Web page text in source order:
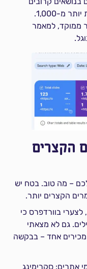
מאוד. השני בן 300 מילה, הראשון – קצת יותר מ-1,000.
ממוקד, למאמר
הקצרים
– מה טוב. בטח יש
הקצרים יותר.
בוורדפרס כי
גם לא מצאתי
אחד – בבקשה
אתרים: סקרימינג